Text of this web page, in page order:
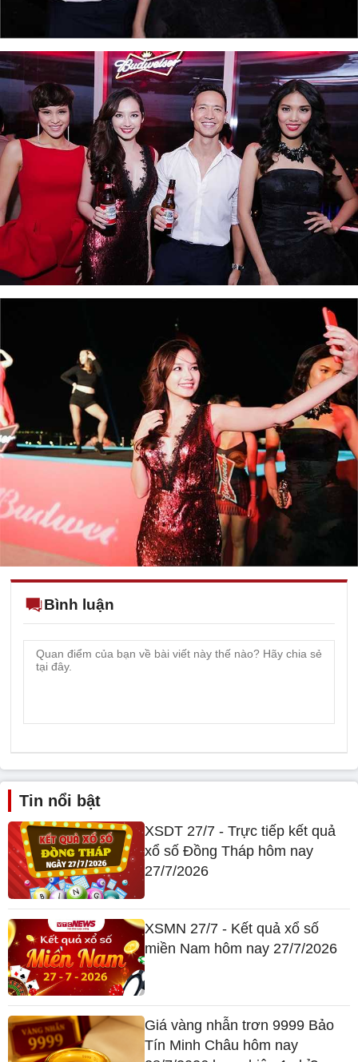
Bình luận
Tin nổi bật
XSDT 27/7 - Trực tiếp kết quả
xổ số Đồng Tháp hôm nay
27/7/2026
XSMN 27/7 - Kết quả xổ số
miền Nam hôm nay 27/7/2026
Giá vàng nhẫn trơn 9999 Bảo
Tín Minh Châu hôm nay